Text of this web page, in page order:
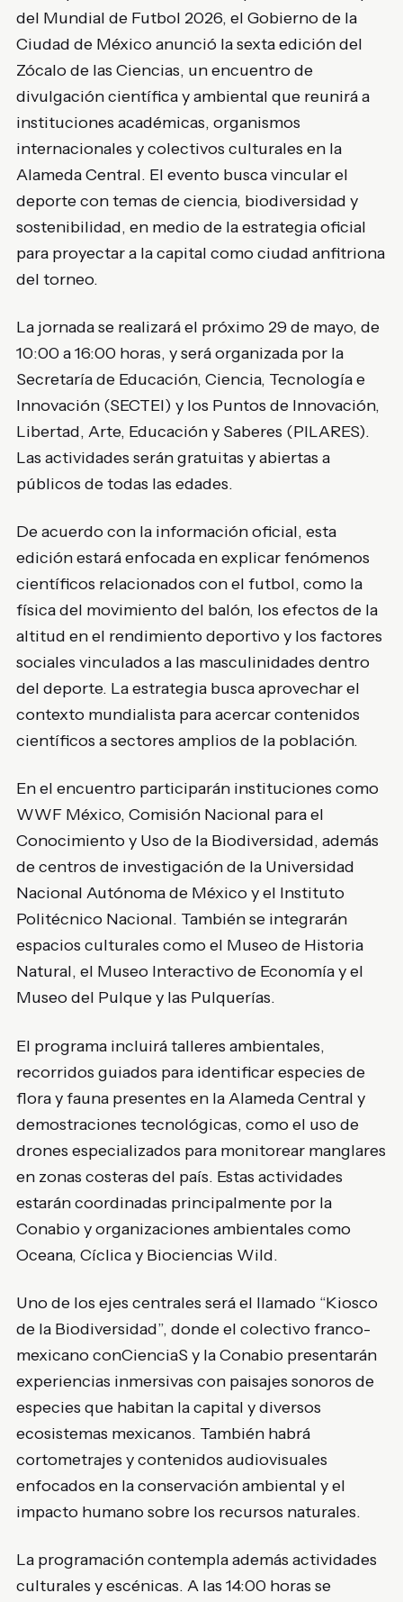
del Mundial de Futbol 2026, el Gobierno de la
Ciudad de México anunció la sexta edición del
Zócalo de las Ciencias, un encuentro de
divulgación científica y ambiental que reunirá a
instituciones académicas, organismos
internacionales y colectivos culturales en la
Alameda Central. El evento busca vincular el
deporte con temas de ciencia, biodiversidad y
sostenibilidad, en medio de la estrategia oficial
para proyectar a la capital como ciudad anfitriona
del torneo.
La jornada se realizará el próximo 29 de mayo, de
10:00 a 16:00 horas, y será organizada por la
Secretaría de Educación, Ciencia, Tecnología e
Innovación (SECTEI) y los Puntos de Innovación,
Libertad, Arte, Educación y Saberes (PILARES).
Las actividades serán gratuitas y abiertas a
públicos de todas las edades.
De acuerdo con la información oficial, esta
edición estará enfocada en explicar fenómenos
científicos relacionados con el futbol, como la
física del movimiento del balón, los efectos de la
altitud en el rendimiento deportivo y los factores
sociales vinculados a las masculinidades dentro
del deporte. La estrategia busca aprovechar el
contexto mundialista para acercar contenidos
científicos a sectores amplios de la población.
En el encuentro participarán instituciones como
WWF México, Comisión Nacional para el
Conocimiento y Uso de la Biodiversidad, además
de centros de investigación de la Universidad
Nacional Autónoma de Méxicoy el Instituto
Politécnico Nacional. También se integrarán
espacios culturales como el Museo de Historia
Natural, el Museo Interactivo de Economíay el
Museo del Pulque y las Pulquerías.
El programa incluirá talleres ambientales,
recorridos guiados para identificar especies de
flora y fauna presentes en la Alameda Central y
demostraciones tecnológicas, como el uso de
drones especializados para monitorear manglares
en zonas costeras del país. Estas actividades
estarán coordinadas principalmente por la
Conabio y organizaciones ambientales como
Oceana, Cíclica y Biociencias Wild.
Uno de los ejes centrales será el llamado “Kiosco
de la Biodiversidad”, donde el colectivo franco-
mexicano conCienciaS y la Conabio presentarán
experiencias inmersivas con paisajes sonoros de
especies que habitan la capital y diversos
ecosistemas mexicanos. También habrá
cortometrajes y contenidos audiovisuales
enfocados en la conservación ambiental y el
impacto humano sobre los recursos naturales.
La programación contempla además actividades
culturales y escénicas. A las 14:00 horas se